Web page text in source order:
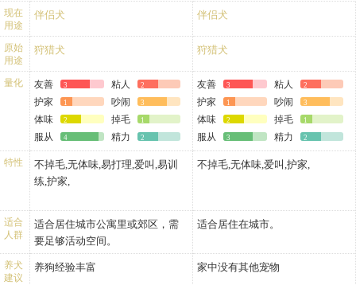
现在
用途
伴侣犬 伴侣犬
原始
用途
狩猎犬 狩猎犬
量化 友善 3 粘人 2
护家 1 吵闹 3
体味 2 掉毛 1
服从 4 精力 2
友善 3 粘人 2
护家 1 吵闹 3
体味 2 掉毛 1
服从 3 精力 2
特性
不掉毛,无体味,易打理,爱叫,易训
练,护家,
不掉毛,无体味,爱叫,护家,
适合
人群
适合居住城市公寓里或郊区，需
要足够活动空间。
适合居住在城市。
养犬
建议
养狗经验丰富 家中没有其他宠物